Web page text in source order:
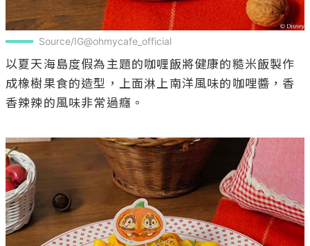
Source/IG@ohmycafe_official
以夏天海島度假為主題的咖喱飯將健康的糙米飯製作
成橡樹果食的造型，上面淋上南洋風味的咖哩醬，香
香辣辣的風味非常過癮。